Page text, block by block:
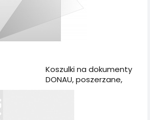
Koszulki na dokumenty
DONAU, poszerzane,